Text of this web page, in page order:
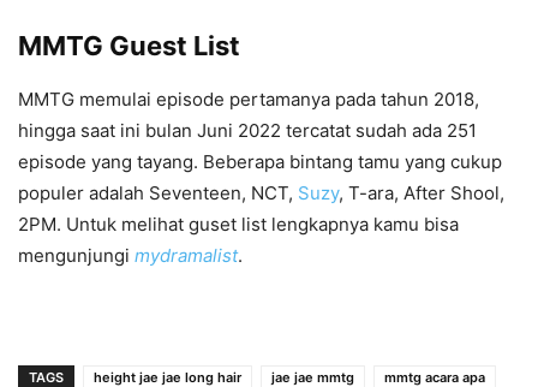
MMTG Guest List
MMTG memulai episode pertamanya pada tahun 2018,
hingga saat ini bulan Juni 2022 tercatat sudah ada 251
episode yang tayang. Beberapa bintang tamu yang cukup
populer adalah Seventeen, NCT, Suzy, T-ara, After Shool,
2PM. Untuk melihat guset list lengkapnya kamu bisa
mengunjungi mydramalist.
TAGS height jae jae long hair jae jae mmtg
mmtg acara apa